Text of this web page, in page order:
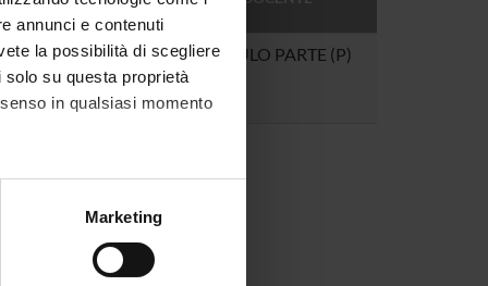
annunci e contenuti
la possibilità di scegliere
su questa proprietà
in qualsiasi momento
metro,Marketing
4 II MODULO PARTE (P)